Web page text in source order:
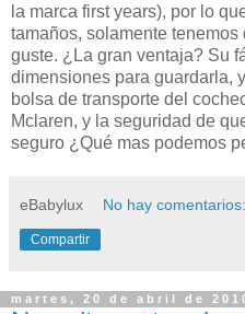
la marca first years), por lo
tamaños, solamente
guste. ¿La gran ventaja? Su
dimensiones para guardarla,
bolsa de transporte del
Mclaren, y la seguridad de
seguro ¿Qué mas podemos
eBabylux No hay comentarios:
Compartir
martes, 20 de abril de